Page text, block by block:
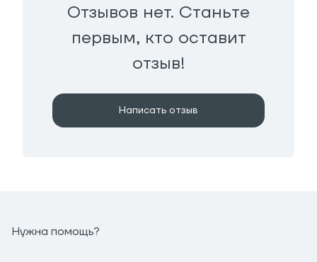
Отзывов нет. Станьте
первым, кто оставит
отзыв!
Написать отзыв
Нужна помощь?